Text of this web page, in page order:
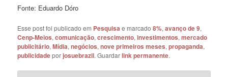
Fonte: Eduardo Dóro
Esse post foi publicado em Pesquisa e marcado8%,avanço de 9,
Cenp-Meios,comunicação,crescimento,investimentos,mercado
publicitário,Mídia,negócios,nove primeiros meses,propaganda,
publicidadeporjosuebrazil. Guardarlink permanente.